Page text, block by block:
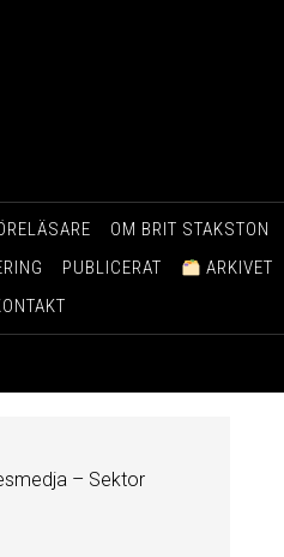
OM BRIT STAKSTON
PUBLICERAT
ARKIVET
– Sektor